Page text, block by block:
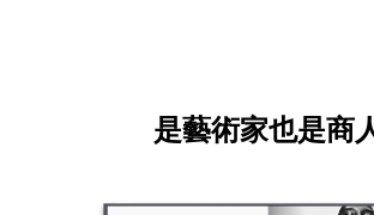
是藝術家也是商